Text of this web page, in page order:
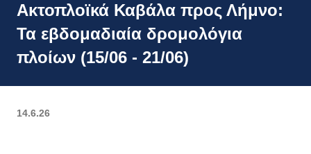
Ακτοπλοϊκά Καβάλα προς Λήμνο:
Τα εβδομαδιαία δρομολόγια
πλοίων (15/06 - 21/06)
14.6.26